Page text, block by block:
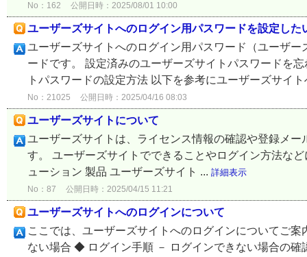
No：162 公開日時：2025/08/01 10:00
ユーザーズサイトへのログイン用パスワードを設定した
ユーザーズサイトへのログイン用パスワード（ユーザ
ードです。 設定済みのユーザーズサイトパスワードを
トパスワードの設定方法 以下を参考にユーザーズサイ
No：21025 公開日時：2025/04/16 08:03
ユーザーズサイトについて
ユーザーズサイトは、ライセンス情報の確認や登録メ
す。 ユーザーズサイトでできることやログイン方法な
ューション 製品 ユーザーズサイト ... 詳細表示
No：87 公開日時：2025/04/15 11:21
ユーザーズサイトへのログインについて
ここでは、ユーザーズサイトへのログインについてご
ない場合 ◆ ログイン手順 － ログインできない場合の